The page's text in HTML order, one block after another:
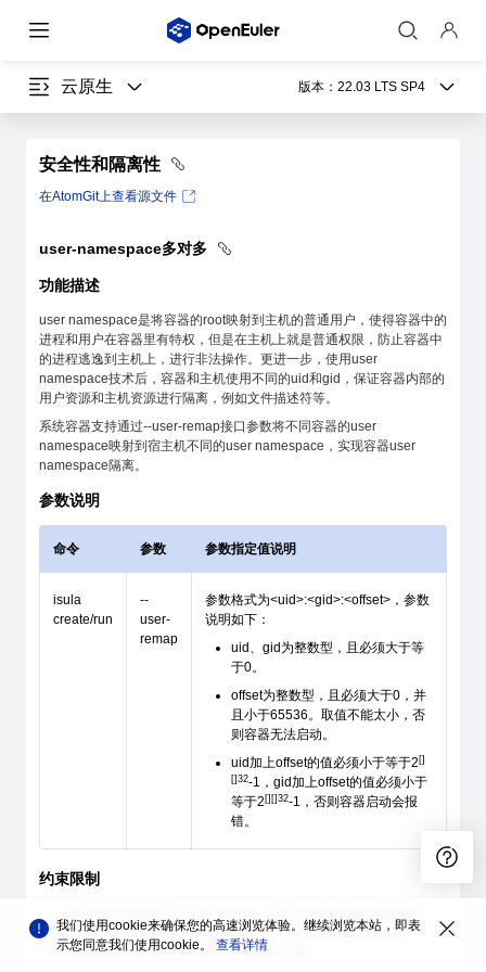
云原生 版本： 22.03 LTS SP4
安全性和隔离性
在AtomGit上查看源文件
user-namespace多对多
功能描述
user namespace是将容器的root映射到主机的普通用户，使得容器中的
进程和用户在容器里有特权，但是在主机上就是普通权限，防止容器中
的进程逃逸到主机上，进行非法操作。更进一步，使用user
namespace技术后，容器和主机使用不同的uid和gid，保证容器内部的
用户资源和主机资源进行隔离，例如文件描述符等。
系统容器支持通过--user-remap接口参数将不同容器的user
namespace映射到宿主机不同的user namespace，实现容器user
namespace隔离。
参数说明
命令 参数 参数指定值说明
isula
create/run
--
user-
remap
参数格式为<uid>:<gid>:<offset>，参数
说明如下：
uid、gid为整数型，且必须大于等
于0。
offset为整数型，且必须大于0，并
且小于65536。取值不能太小，否
则容器无法启动。
uid加上offset的值必须小于等于2
32-1，gid加上offset的值必须小于
等于2
32-1，否则容器启动会报
错。
约束限制
user-remap指定的uid/gid用户所访问，否则会导致容器user
namespace无法访问rootfs，容器启动失败。
我们使用cookie来确保您的高速浏览体验。继续浏览本站，即表
示您同意我们使用cookie。 查看详情